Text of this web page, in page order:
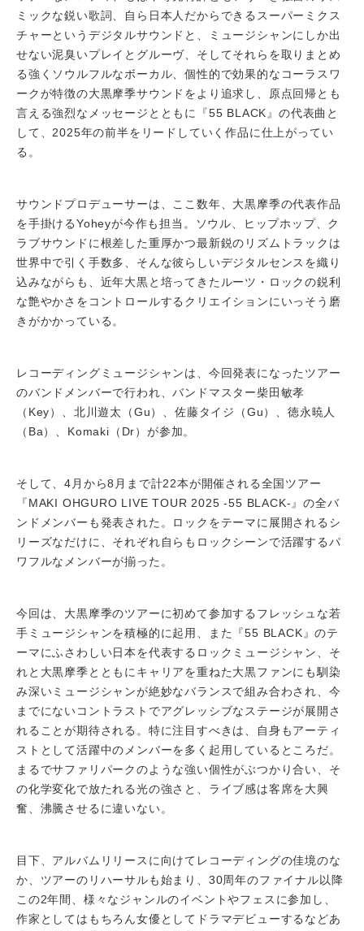
ミックな鋭い歌詞、自ら日本人だからできるスーパーミクス
チャーというデジタルサウンドと、ミュージシャンにしか出
せない泥臭いプレイとグルーヴ、そしてそれらを取りまとめ
る強くソウルフルなボーカル、個性的で効果的なコーラスワ
ークが特徴の大黒摩季サウンドをより追求し、原点回帰とも
言える強烈なメッセージとともに『55 BLACK』の代表曲と
して、2025年の前半をリードしていく作品に仕上がってい
る。
サウンドプロデューサーは、ここ数年、大黒摩季の代表作品
を手掛けるYoheyが今作も担当。ソウル、ヒップホップ、ク
ラブサウンドに根差した重厚かつ最新鋭のリズムトラックは
世界中で引く手数多、そんな彼らしいデジタルセンスを織り
込みながらも、近年大黒と培ってきたルーツ・ロックの鋭利
な艶やかさをコントロールするクリエイションにいっそう磨
きがかかっている。
レコーディングミュージシャンは、今回発表になったツアー
のバンドメンバーで行われ、バンドマスター柴田敏孝
（Key）、北川遊太（Gu）、佐藤タイジ（Gu）、徳永暁人
（Ba）、Komaki（Dr）が参加。
そして、4月から8月まで計22本が開催される全国ツアー
『MAKI OHGURO LIVE TOUR 2025 -55 BLACK-』の全バ
ンドメンバーも発表された。ロックをテーマに展開されるシ
リーズなだけに、それぞれ自らもロックシーンで活躍するパ
ワフルなメンバーが揃った。
今回は、大黒摩季のツアーに初めて参加するフレッシュな若
手ミュージシャンを積極的に起用、また『55 BLACK』のテ
ーマにふさわしい日本を代表するロックミュージシャン、そ
れと大黒摩季とともにキャリアを重ねた大黒ファンにも馴染
み深いミュージシャンが絶妙なバランスで組み合わされ、今
までにないコントラストでアグレッシブなステージが展開さ
れることが期待される。特に注目すべきは、自身もアーティ
ストとして活躍中のメンバーを多く起用しているところだ。
まるでサファリパークのような強い個性がぶつかり合い、そ
の化学変化で放たれる光の強さと、ライブ感は客席を大興
奮、沸騰させるに違いない。
目下、アルバムリリースに向けてレコーディングの佳境のな
か、ツアーのリハーサルも始まり、30周年のファイナル以降
この2年間、様々なジャンルのイベントやフェスに参加し、
作家としてはもちろん女優としてドラマデビューするなどあ